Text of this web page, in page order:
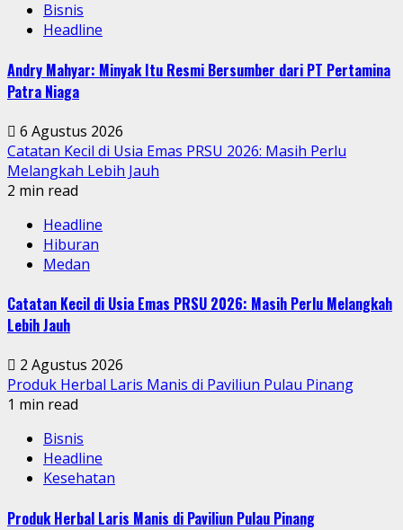
Bisnis
Headline
Andry Mahyar: Minyak Itu Resmi Bersumber dari PT Pertamina
Patra Niaga
6 Agustus 2026
Catatan Kecil di Usia Emas PRSU 2026: Masih Perlu
Melangkah Lebih Jauh
2 min read
Headline
Hiburan
Medan
Catatan Kecil di Usia Emas PRSU 2026: Masih Perlu Melangkah
Lebih Jauh
2 Agustus 2026
Produk Herbal Laris Manis di Paviliun Pulau Pinang
1 min read
Bisnis
Headline
Kesehatan
Produk Herbal Laris Manis di Paviliun Pulau Pinang